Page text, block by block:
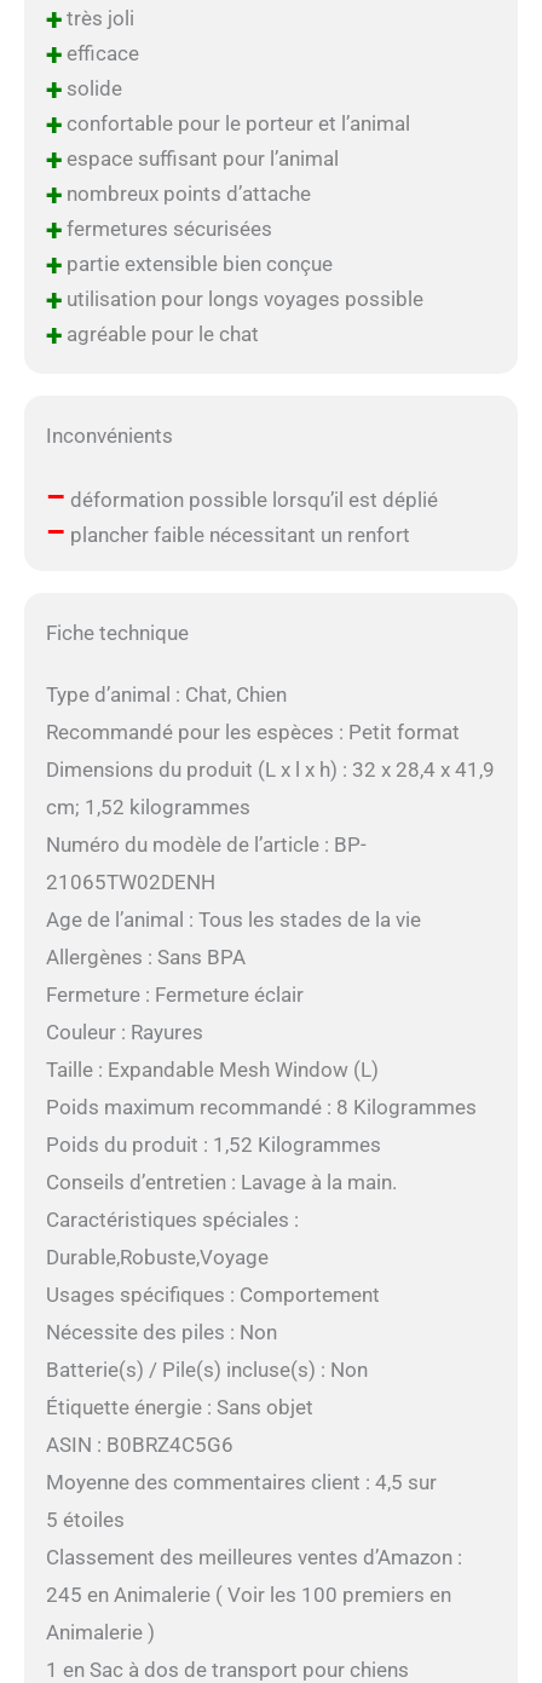
+très joli
+efficace
+solide
+confortable pour le porteur et l’animal
+espace suffisant pour l’animal
+nombreux points d’attache
+fermetures sécurisées
+partie extensible bien conçue
+utilisation pour longs voyages possible
+agréable pour le chat
Inconvénients
– déformation possible lorsqu’il est déplié
– plancher faible nécessitant un renfort
Fiche technique
Type d’animal : Chat, Chien
Recommandé pour les espèces : Petit format
Dimensions du produit (L x l x h) : 32 x 28,4 x 41,9
cm; 1,52 kilogrammes
Numéro du modèle de l’article : BP-
21065TW02DENH
Age de l’animal : Tous les stades de la vie
Allergènes : Sans BPA
Fermeture : Fermeture éclair
Couleur : Rayures
Taille : Expandable Mesh Window (L)
Poids maximum recommandé : 8 Kilogrammes
Poids du produit : 1,52 Kilogrammes
Conseils d’entretien : Lavage à la main.
Caractéristiques spéciales :
Durable,Robuste,Voyage
Usages spécifiques : Comportement
Nécessite des piles : Non
Batterie(s) / Pile(s) incluse(s) : Non
Étiquette énergie : Sans objet
ASIN : B0BRZ4C5G6
Moyenne des commentaires client : 4,5 sur
5 étoiles
Classement des meilleures ventes d’Amazon :
245 en Animalerie ( Voir les 100 premiers en
Animalerie )
1 en Sac à dos de transport pour chiens